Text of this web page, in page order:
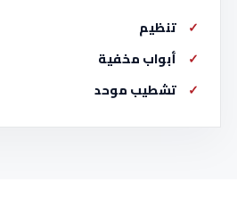
تنظيم
أبواب مخفية
تشطيب موحد